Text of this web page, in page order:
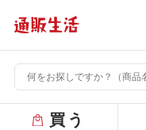
買う